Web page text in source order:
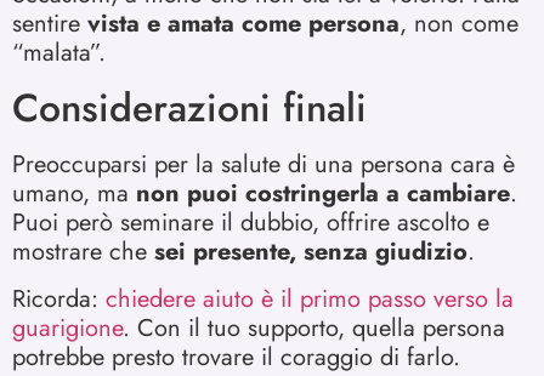
sentire vista e amata come persona, non come
“malata”.
Considerazioni finali
Preoccuparsi per la salute di una persona cara è
umano, ma non puoi costringerla a cambiare.
Puoi però seminare il dubbio, offrire ascolto e
mostrare che sei presente, senza giudizio.
Ricorda: chiedere aiuto è il primo passo verso la
guarigione. Con il tuo supporto, quella persona
potrebbe presto trovare il coraggio di farlo.